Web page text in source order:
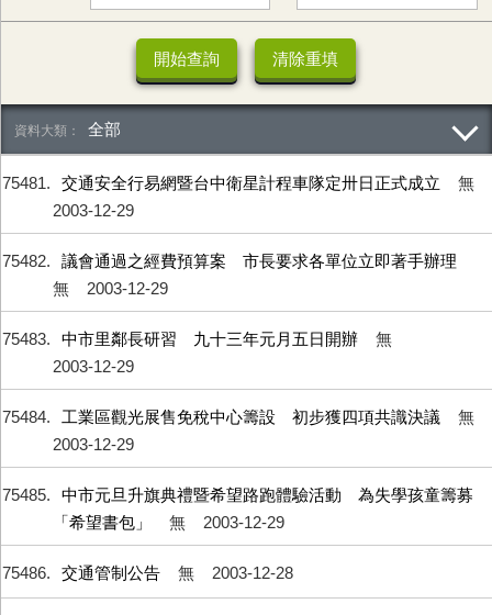
全部
75481 交通安全行易網暨台中衛星計程車隊定卅日正式成立
無
2003-12-29
75482
議會通過之經費預算案 市長要求各單位立即著手辦理
無
2003-12-29
75483 中市里鄰長研習 九十三年元月五日開辦
無
2003-12-29
75484 工業區觀光展售免稅中心籌設 初步獲四項共識決議
無
2003-12-29
75485
中市元旦升旗典禮暨希望路跑體驗活動 為失學孩童籌募
「希望書包」
無 2003-12-29
75486 交通管制公告 無 2003-12-28